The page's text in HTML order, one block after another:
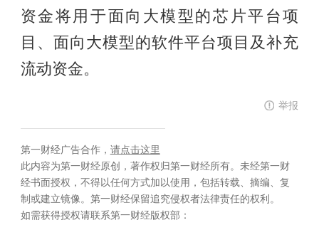
资金将用于面向大模型的芯片平台项
目、面向大模型的软件平台项目及补充
流动资金。
举报
第一财经广告合作， 请点击这里
此内容为第一财经原创，著作权归第一财经所有。未经第一财
经书面授权，不得以任何方式加以使用，包括转载、摘编、复
制或建立镜像。第一财经保留追究侵权者法律责任的权利。
如需获得授权请联系第一财经版权部：